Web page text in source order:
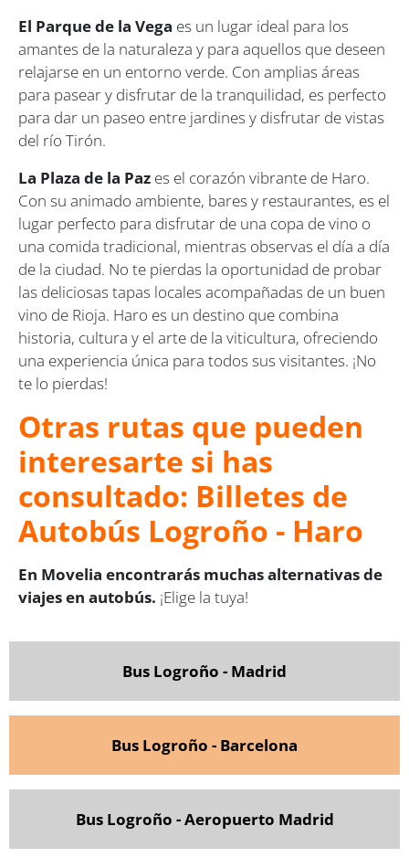
El Parque de la Vega es un lugar ideal para los
amantes de la naturaleza y para aquellos que deseen
relajarse en un entorno verde. Con amplias áreas
para pasear y disfrutar de la tranquilidad, es perfecto
para dar un paseo entre jardines y disfrutar de vistas
del río Tirón.
La Plaza de la Paz es el corazón vibrante de Haro.
Con su animado ambiente, bares y restaurantes, es el
lugar perfecto para disfrutar de una copa de vino o
una comida tradicional, mientras observas el día a día
de la ciudad. No te pierdas la oportunidad de probar
las deliciosas tapas locales acompañadas de un buen
vino de Rioja. Haro es un destino que combina
historia, cultura y el arte de la viticultura, ofreciendo
una experiencia única para todos sus visitantes. ¡No
te lo pierdas!
Otras rutas que pueden
interesarte si has
consultado: Billetes de
Autobús Logroño - Haro
En Movelia encontrarás muchas alternativas de
viajes en autobús. ¡Elige la tuya!
Bus Logroño - Madrid
Bus Logroño - Barcelona
Bus Logroño - Aeropuerto Madrid